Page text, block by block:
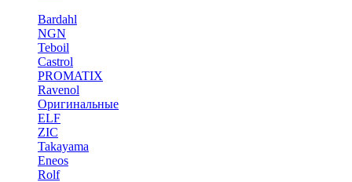
Bardahl
NGN
Teboil
Castrol
PROMATIX
Ravenol
Оригинальные
ELF
ZIC
Takayama
Eneos
Rolf